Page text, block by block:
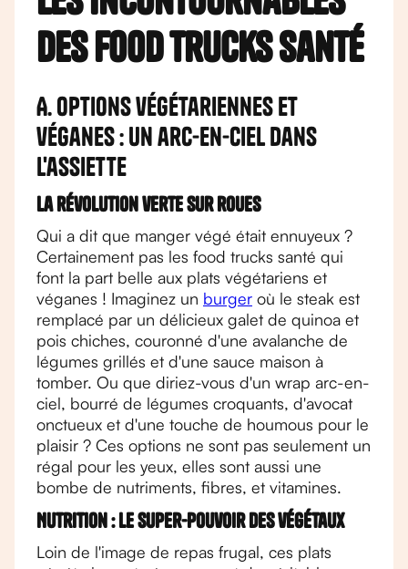
des food trucks santé
A. Options végétariennes et
véganes : un arc-en-ciel dans
l'assiette
La révolution verte sur roues
Qui a dit que manger végé était ennuyeux ?
Certainement pas les food trucks santé qui
font la part belle aux plats végétariens et
véganes ! Imaginez un burger où le steak est
remplacé par un délicieux galet de quinoa et
pois chiches, couronné d'une avalanche de
légumes grillés et d'une sauce maison à
tomber. Ou que diriez-vous d'un wrap arc-en-
ciel, bourré de légumes croquants, d'avocat
onctueux et d'une touche de houmous pour le
plaisir ? Ces options ne sont pas seulement un
régal pour les yeux, elles sont aussi une
bombe de nutriments, fibres, et vitamines.
Nutrition : le super-pouvoir des végétaux
Loin de l'image de repas frugal, ces plats